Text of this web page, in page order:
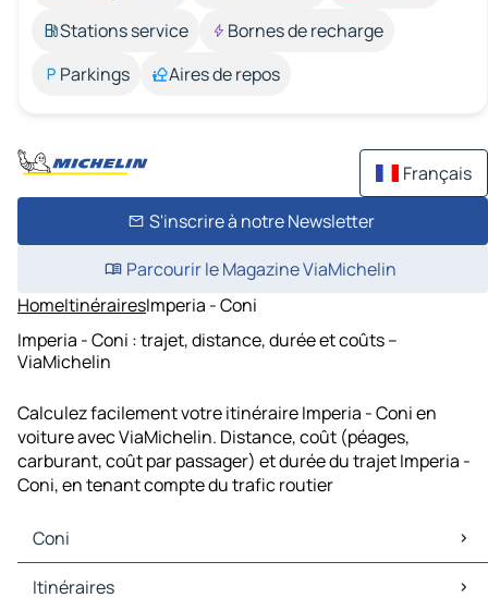
Stations service
Bornes de recharge
Parkings
Aires de repos
Français
S'inscrire à notre Newsletter
Parcourir le Magazine ViaMichelin
HomeItinérairesImperia - Coni
Imperia - Coni : trajet, distance, durée et coûts –
ViaMichelin
Calculez facilement votre itinéraire Imperia - Coni en
voiture avec ViaMichelin. Distance, coût (péages,
carburant, coût par passager) et durée du trajet Imperia -
Coni, en tenant compte du trafic routier
Coni
Coni Cartes et plans
Itinéraires